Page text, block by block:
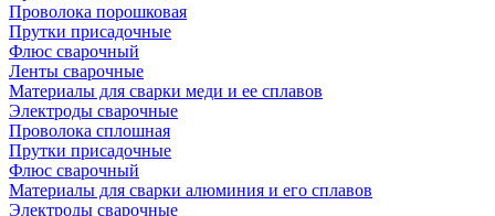
Проволока порошковая
Прутки присадочные
Флюс сварочный
Ленты сварочные
Материалы для сварки меди и ее сплавов
Электроды сварочные
Проволока сплошная
Прутки присадочные
Флюс сварочный
Материалы для сварки алюминия и его сплавов
Электроды сварочные